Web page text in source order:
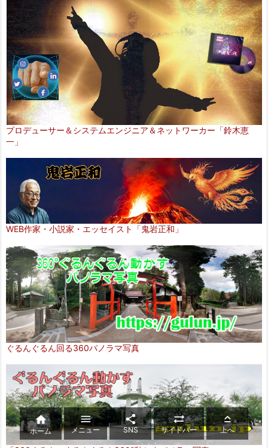
プロデューサー＆システムエンジニア＆ネットワーカー「鈴木恵
一」
WEB作家・小説家・エッセイスト「鬼岩正和」
ぐるんぐるん回る360パノラマ写真

ホーム

メニュー

SNS

サイドバー

上へ